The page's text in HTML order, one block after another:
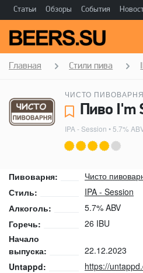
Статьи Обзоры События
Главная Стили пива
ЧИСТО ПИВОВАРНЯ
IPA - Session • 5.7%
Пивоварня:
Чисто
Стиль:
IPA - Session
Алкоголь:
5.7% ABV
Горечь:
26 IBU
Начало
выпуска:
22.12.2023
Untappd:
https://